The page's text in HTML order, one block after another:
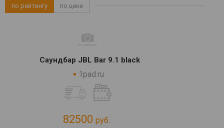
по рейтингу по цене
Саундбар JBL Bar 9.1 black
1pad.ru
82500 руб.